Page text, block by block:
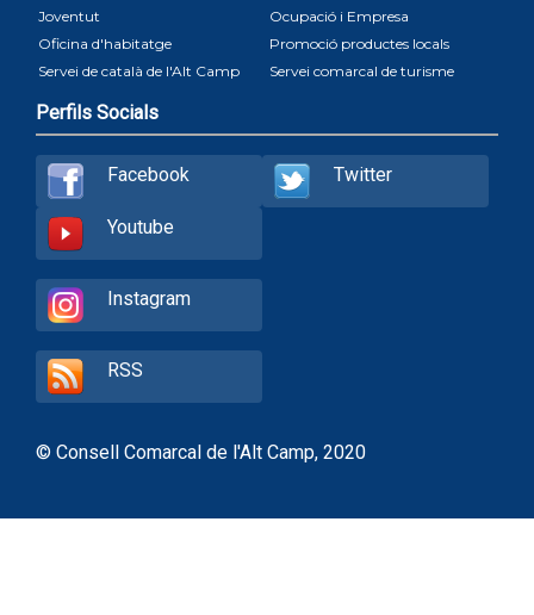
Joventut
Ocupació i Empresa
Oficina d'habitatge
Promoció productes locals
Servei de català de l'Alt Camp
Servei comarcal de turisme
Perfils Socials
Facebook Twitter
Youtube
Instagram
RSS
© Consell Comarcal de l'Alt Camp, 2020